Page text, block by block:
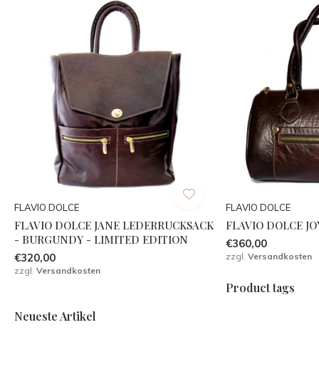
FLAVIO DOLCE
FLAVIO DOLCE JANE LEDERRUCKSACK
- BURGUNDY - LIMITED EDITION
€320,00
zzgl. Versandkosten
FLAVIO DOLCE
FLAVIO DOLCE
€360,00
zzgl.Versandkosten
Product tags
Neueste Artikel